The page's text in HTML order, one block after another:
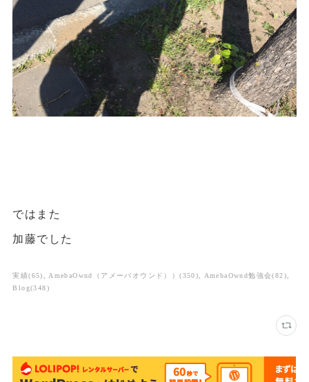
ではまた
加藤でした
実績(65) AmebaOwnd（アメーバオウンド））(350) AmebaOwnd勉強会(82)
Blog(348)